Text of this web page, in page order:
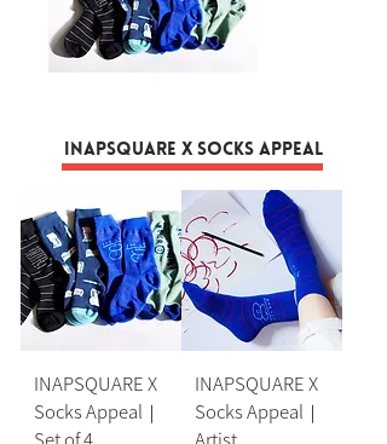
INAPSQUARE X Socks Appeal
INAPSQUARE X
Socks Appeal｜
INAPSQUARE X
Socks Appeal｜